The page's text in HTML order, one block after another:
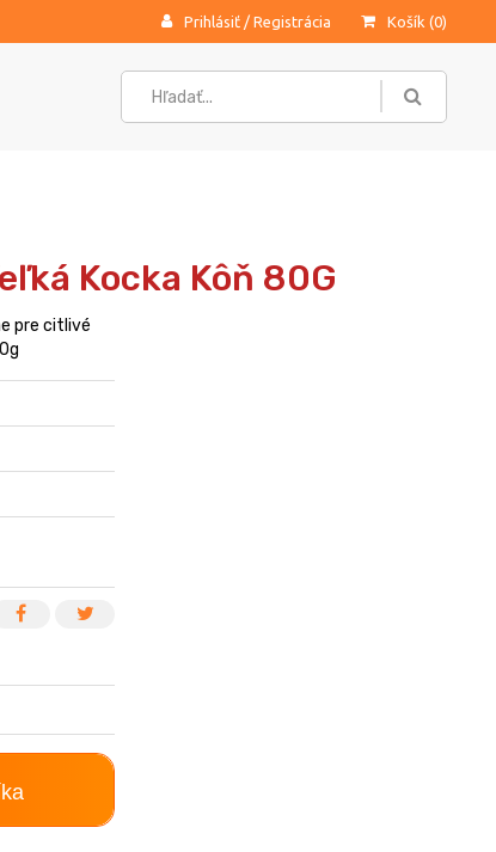
Prihlásiť / Registrácia Košík (0)
Kocka Kôň 80G
pre citlivé